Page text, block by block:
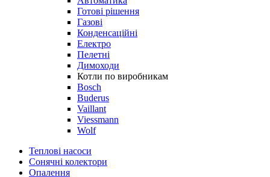
Готові рішення
Газові
Конденсаційні
Електро
Пелетні
Димоходи
Котли по виробникам
Bosch
Buderus
Vaillant
Viessmann
Wolf
Теплові насоси
Сонячні колектори
Опалення